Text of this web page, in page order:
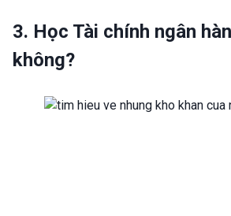
3. Học Tài chính ngân
không?